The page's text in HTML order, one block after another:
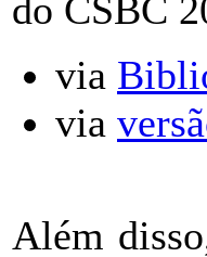
do CSBC
via
via
Além